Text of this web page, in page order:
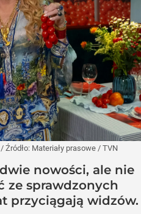
/ Źródło: Materiały prasowe / TVN
nowości, ale nie
ze sprawdzonych
przyciągają widzów.